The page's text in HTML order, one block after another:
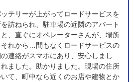
テリーが上がってロードサービスを
訪ねられ、駐車場の近隣のアパート
、直ぐにオペレーターさんが、場所
れから…間もなくロードサービスの
連絡がスマホにあり、安心しまし
ました。助かりました。現場の住所
て、町中なら近くのお店や建物とか